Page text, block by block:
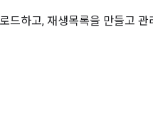
드하고, 재생목록을 만들고 관